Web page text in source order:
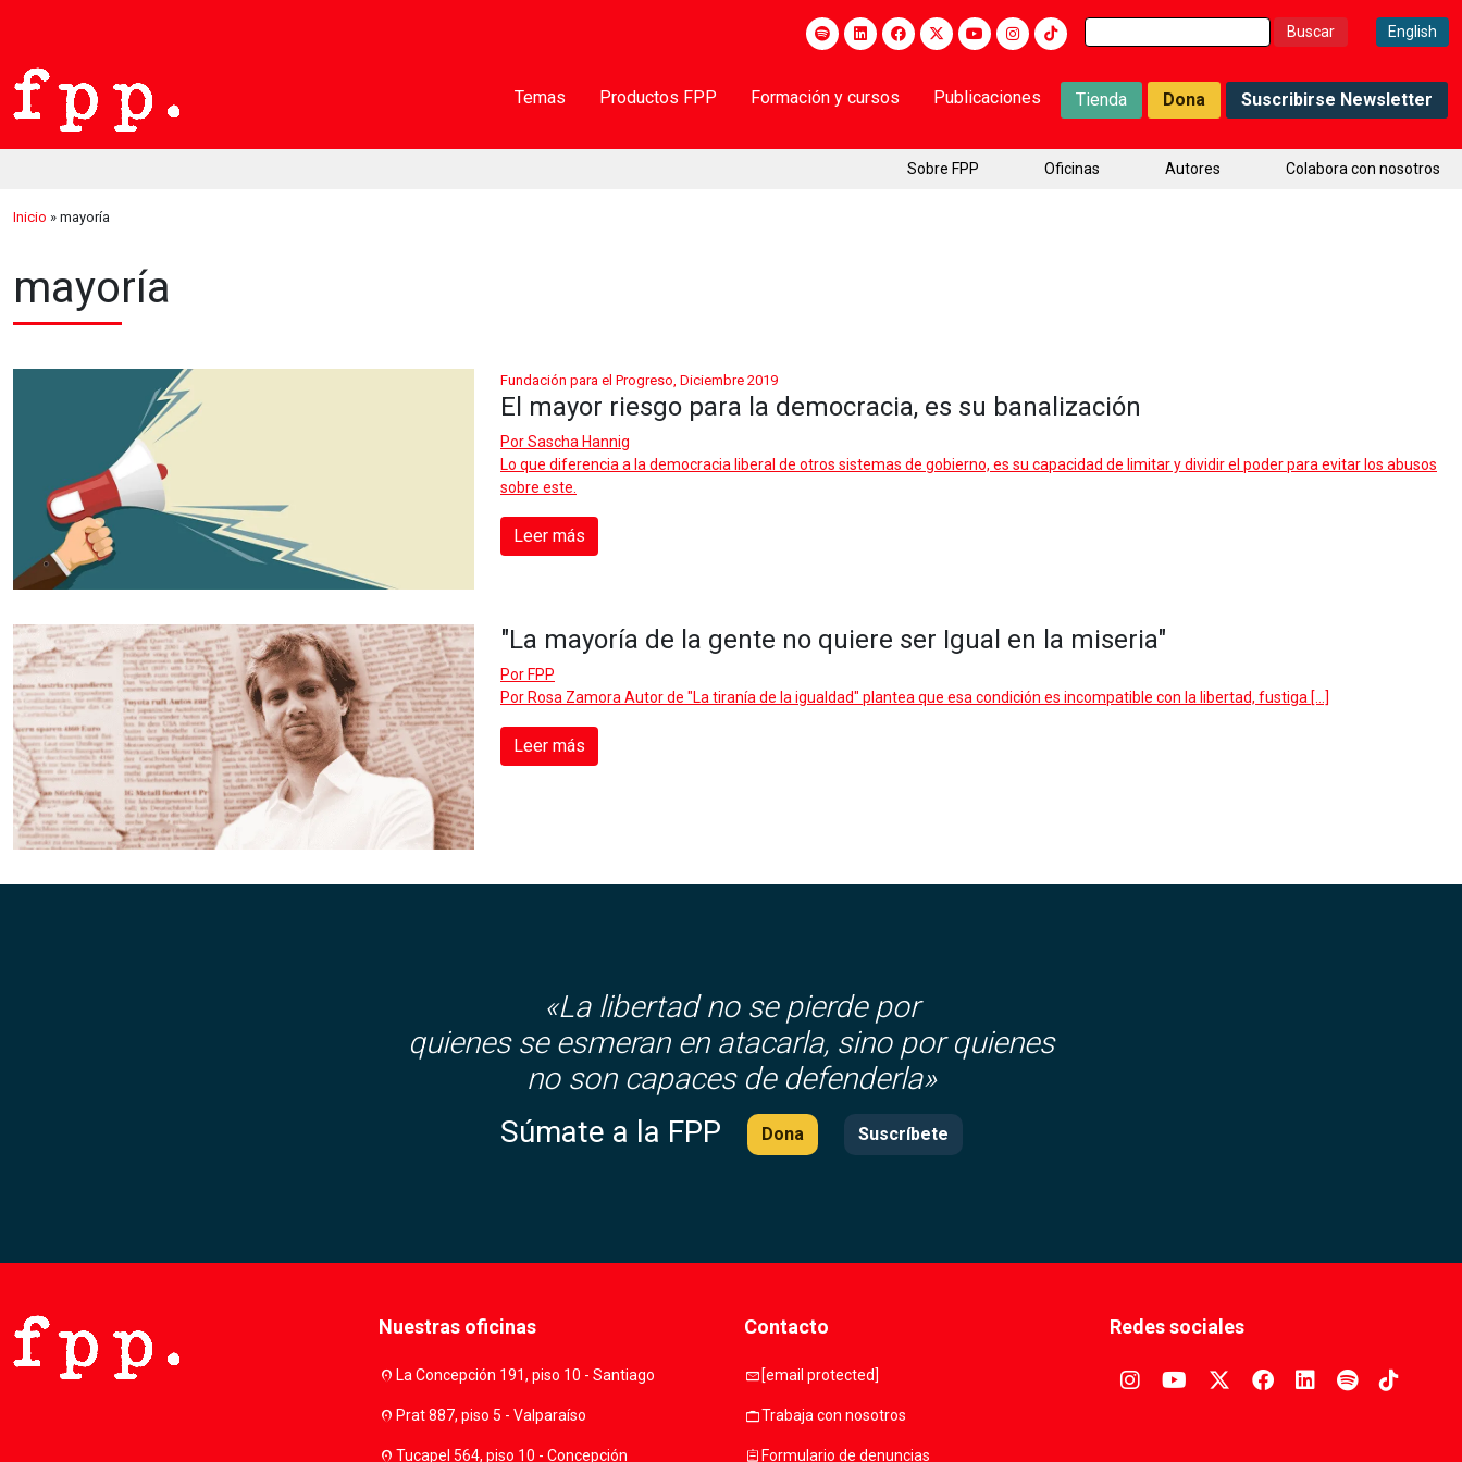
Buscar: English
Temas Productos FPP Formación y cursos Publicaciones Tienda Dona Suscribirse Newsletter
Sobre FPP Oficinas Autores Colabora con nosotros
Inicio » mayoría
mayoría
Fundación para el Progreso, Diciembre 2019
El mayor riesgo para la democracia, es su banalización
PorSascha Hannig
Lo que diferencia a la democracia liberal de otros sistemas de gobierno, es su capacidad de limitar y dividir el poder para evitar los abusos
sobre este.
Leer más
"La mayoría de la gente no quiere ser Igual en la miseria"
Por FPP
Por Rosa Zamora Autor de "La tiranía de la igualdad" plantea que esa condición es incompatible con la libertad, fustiga […]
Leer más
«La libertad no se pierde por
quienes se esmeran en atacarla, sino por quienes
no son capaces de defenderla»
Súmate a la FPP
Dona Suscríbete
Nuestras oficinas
location_on La Concepción 191, piso 10 - Santiago
location_on Prat 887, piso 5 - Valparaíso
location_on Tucapel 564, piso 10 - Concepción
Contacto
mail [email protected]
workTrabaja con nosotros
assignment Formulario de denuncias
Redes sociales